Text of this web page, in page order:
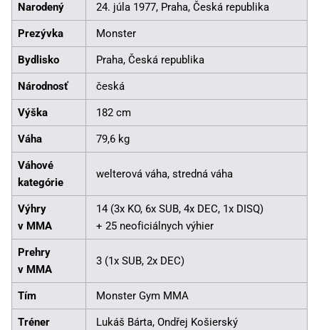
Narodený 24. júla 1977, Praha, Česká republika
Prezývka Monster
Bydlisko Praha, Česká republika
Národnosť česká
Výška 182 cm
Váha 79,6 kg
Váhové
kategórie
welterová váha, stredná váha
Výhry
v MMA
14 (3x KO, 6x SUB, 4x DEC, 1x DISQ)
+ 25 neoficiálnych výhier
Prehry
v MMA
3 (1x SUB, 2x DEC)
Tím Monster Gym MMA
Tréner Lukáš Bárta, Ondřej Košierský